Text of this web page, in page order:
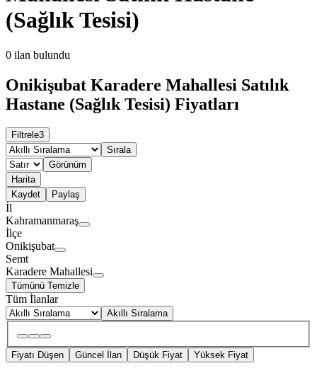
(Sağlık Tesisi)
0 ilan bulundu
Onikişubat Karadere Mahallesi Satılık
Hastane (Sağlık Tesisi) Fiyatları
Filtrele3
Sırala
Görünüm
Harita
Kaydet
Paylaş
İl
Kahramanmaraş
İlçe
Onikişubat
Semt
Karadere Mahallesi
Tümünü Temizle
Tüm İlanlar
Akıllı Sıralama
Fiyatı Düşen Güncel İlan Düşük Fiyat Yüksek Fiyat